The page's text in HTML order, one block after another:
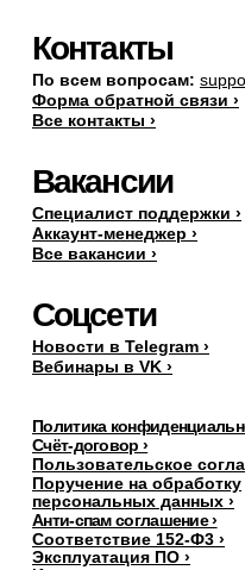
Политика
Счёт-договор ›
Поручение на обработку
персональных данных ›
Пользовательское
Соответствие 152-Ф3 ›
Эксплуатация ПО ›
Анти-спам соглашение ›
Новости в Telegram ›
По всем вопросам:
Все вакансии ›
Аккаунт-менеджер ›
Специалист поддержки ›
Вакансии
Контакты
Все контакты ›
Соцсети
Вебинары в VK ›
Форма обратной связи ›